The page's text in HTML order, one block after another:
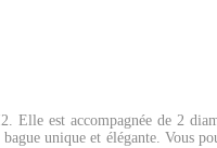
Elle est accompagnée de 2
unique et élégante. Vous